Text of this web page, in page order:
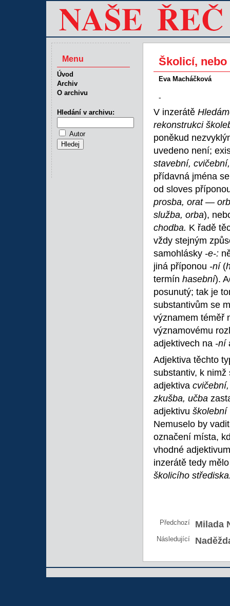
Školicí,
Eva Macháčková
-
V inzerátě
rekonstrukci
poněkud
uvedeno není;
stavební,
přídavná jména
od sloves
prosba, orat —
služba, orba),
chodba. K řadě
vždy stejným
samohlásky -e-:
jiná příponou -ní (
termín hasební).
posunutý; tak je
substantivům se
významem téměř
významovému
adjektivech na -ní
Adjektiva těchto
substantiv, k
adjektiva
zkušba, učba
adjektivu školební
Nemuselo by
označení místa,
vhodné
inzerátě tedy
školicího
Předchozí Milada
Následující
Menu
Úvod
Archiv
O archivu
Hledání v archivu:
Autor